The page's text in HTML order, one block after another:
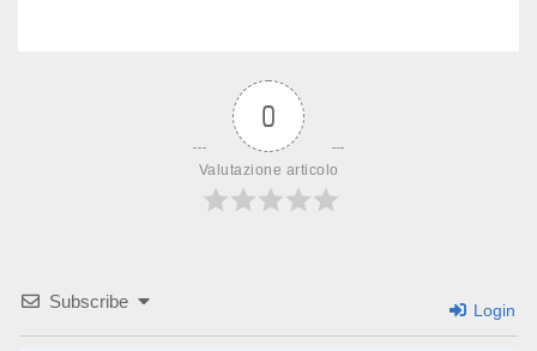
0
Valutazione articolo
Subscribe Login